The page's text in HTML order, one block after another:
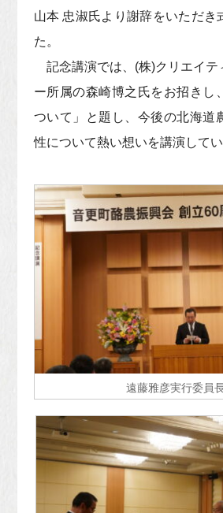
山本 忠淑氏より謝辞をいただき
た。
記念講演では、(株)クリエイテ
ー所属の森崎博之氏をお招きし
ついて」と題し、今後の北海道
性について熱い想いを講演してい
遠藤雅彦実行委員